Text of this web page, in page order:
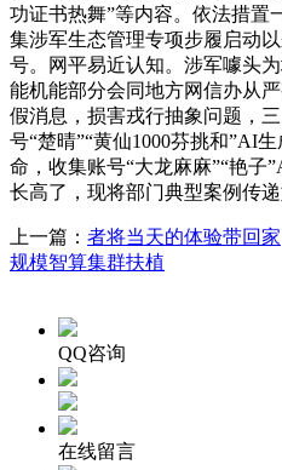
功证书热舞”等内容。依法措置
集涉军生态管理专项步履启动
号。网平易近认知。涉军噱头
能机能部分会同地方网信办从
假消息，损害戎行抽象问题，
号“楚晴”“黄仙1000芬挑和”AI
命，收集账号“大龙麻麻”“艳子
长高了，现将部门典型案例传递
上一篇： 者将当天的体验带回家
规模智算集群扶植
QQ咨询
在线留言